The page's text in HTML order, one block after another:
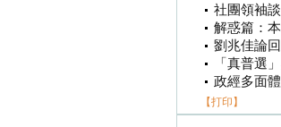
社團領袖
解惑篇：
劉兆佳論
「真普選
政經多面
【打印】